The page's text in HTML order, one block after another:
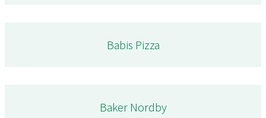
Babis Pizza
Baker Nordby